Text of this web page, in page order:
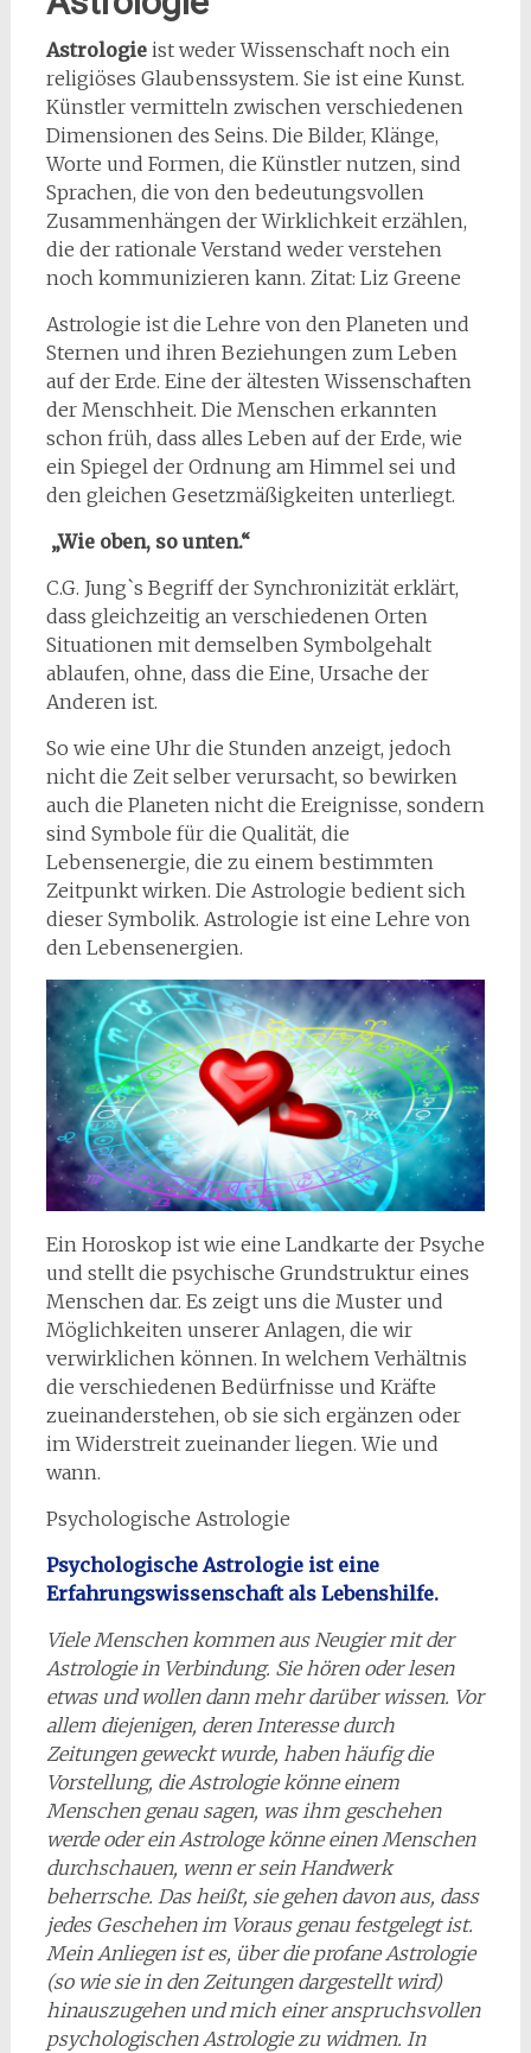
Astrologieist weder Wissenschaft noch ein
religiöses Glaubenssystem. Sie ist eine Kunst.
Künstler vermitteln zwischen verschiedenen
Dimensionen des Seins. Die Bilder, Klänge,
Worte und Formen, die Künstler nutzen, sind
Sprachen, die von den bedeutungsvollen
Zusammenhängen der Wirklichkeit erzählen,
die der rationale Verstand weder verstehen
noch kommunizieren kann. Zitat: Liz Greene
Astrologie ist die Lehre von den Planeten und
Sternen und ihren Beziehungen zum Leben
auf der Erde. Eine der ältesten Wissenschaften
der Menschheit. Die Menschen erkannten
schon früh, dass alles Leben auf der Erde, wie
ein Spiegel der Ordnung am Himmel sei und
den gleichen Gesetzmäßigkeiten unterliegt.
„Wie oben, so unten.“
C.G. Jung`s Begriff der Synchronizität erklärt,
dass gleichzeitig an verschiedenen Orten
Situationen mit demselben Symbolgehalt
ablaufen, ohne, dass die Eine, Ursache der
Anderen ist.
So wie eine Uhr die Stunden anzeigt, jedoch
nicht die Zeit selber verursacht, so bewirken
auch die Planeten nicht die Ereignisse, sondern
sind Symbole für die Qualität, die
Lebensenergie, die zu einem bestimmten
Zeitpunkt wirken. Die Astrologie bedient sich
dieser Symbolik. Astrologie ist eine Lehre von
den Lebensenergien.
Ein Horoskop ist wie eine Landkarte der Psyche
und stellt die psychische Grundstruktur eines
Menschen dar. Es zeigt uns die Muster und
Möglichkeiten unserer Anlagen, die wir
verwirklichen können. In welchem Verhältnis
die verschiedenen Bedürfnisse und Kräfte
zueinanderstehen, ob sie sich ergänzen oder
im Widerstreit zueinander liegen. Wie und
wann.
Psychologische Astrologie
Psychologische Astrologie ist eine
Erfahrungswissenschaft als Lebenshilfe.
Viele Menschen kommen aus Neugier mit der
Astrologie in Verbindung. Sie hören oder lesen
etwas und wollen dann mehr darüber wissen. Vor
allem diejenigen, deren Interesse durch
Zeitungen geweckt wurde, haben häufig die
Vorstellung, die Astrologie könne einem
Menschen genau sagen, was ihm geschehen
werde oder ein Astrologe könne einen Menschen
durchschauen, wenn er sein Handwerk
beherrsche. Das heißt, sie gehen davon aus, dass
jedes Geschehen im Voraus genau festgelegt ist.
Mein Anliegen ist es, über die profane Astrologie
(so wie sie in den Zeitungen dargestellt wird)
hinauszugehen und mich einer anspruchsvollen
psychologischen Astrologie zu widmen. In